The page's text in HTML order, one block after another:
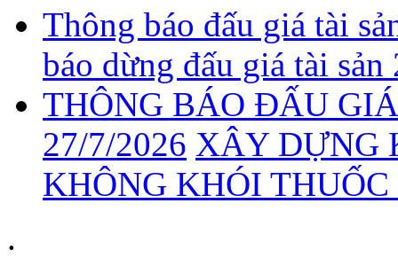
Thông báo đấu giá tài
báo dừng đấu giá tài
THÔNG BÁO ĐẤU
27/7/2026 XÂY DỰNG
KHÔNG KHÓI THUỐC
.